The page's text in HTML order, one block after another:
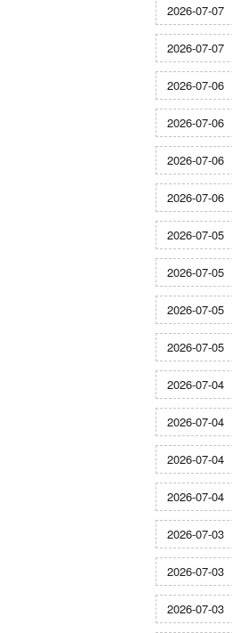
2026-07-07
2026-07-07
2026-07-06
2026-07-06
2026-07-06
2026-07-06
2026-07-05
2026-07-05
2026-07-05
2026-07-05
2026-07-04
2026-07-04
2026-07-04
2026-07-04
2026-07-03
2026-07-03
2026-07-03